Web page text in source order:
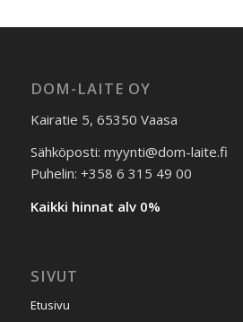
DOM-LAITE OY
Kairatie 5, 65350 Vaasa
Sähköposti: myynti@dom-laite.fi
Puhelin: +358 6 315 49 00
Kaikki hinnat alv 0%
SIVUT
Etusivu